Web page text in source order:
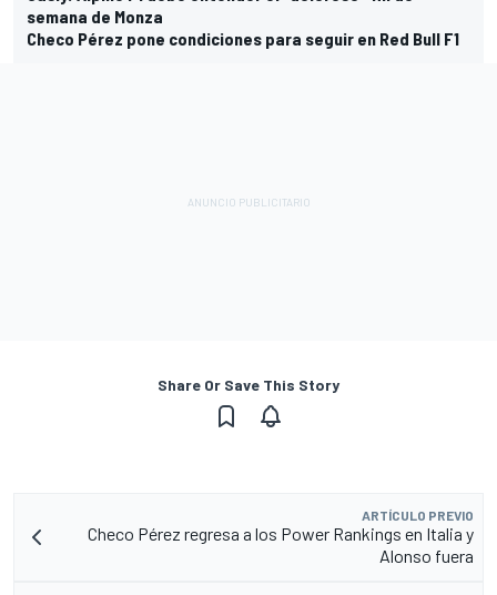
semana de Monza
Checo Pérez pone condiciones para seguir en Red Bull F1
Share Or Save This Story
ARTÍCULO PREVIO
Checo Pérez regresa a los Power Rankings en Italia y
Alonso fuera